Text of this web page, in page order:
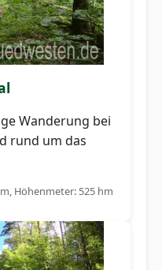
Wanderung bei
rund um das
Höhenmeter: 525 hm